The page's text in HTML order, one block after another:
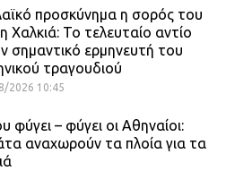
προσκύνημα η σορός του
Χαλκιά: Το τελευταίο αντίο
σημαντικό ερμηνευτή του
τραγουδιού
2026 10:45
φύγει – φύγει οι Αθηναίοι:
αναχωρούν τα πλοία για τα